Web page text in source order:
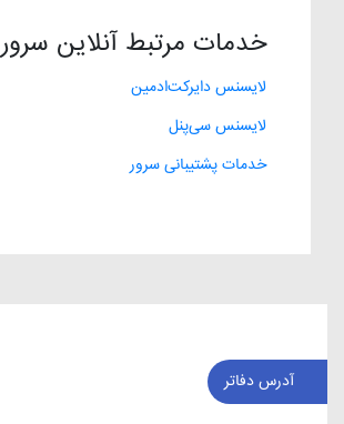
خدمات مرتبط آنلاین سرور
لایسنس دایرکت‌ادمین
لایسنس سی‌پنل
خدمات پشتیبانی سرور
آدرس دفاتر